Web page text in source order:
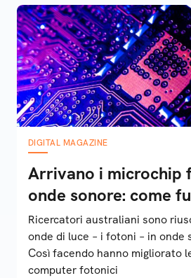
DIGITAL MAGAZINE
Arrivano i microchip
onde sonore: come
Ricercatori australiani sono
onde di luce – i fotoni – in onde
Così facendo hanno migliorato
computer fotonici